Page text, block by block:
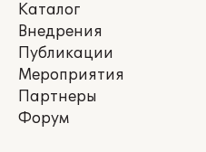
Каталог
Внедрения
Публикации
Мероприятия
Партнеры
Форум